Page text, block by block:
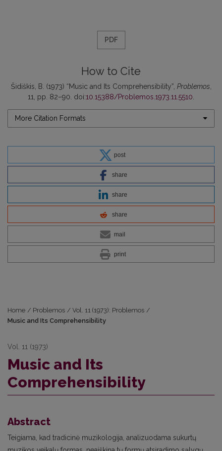
PDF
How to Cite
Šidiškis, B. (1973) “Music and Its Comprehensibility”, Problemos
11, pp. 82–90. doi:10.15388/Problemos.1973.11.5510
More Citation Formats
post
share
share
share
mail
print
Home / Problemos / Vol. 11 (1973): Problemos /
Music and Its Comprehensibility
Vol. 11 (1973)
Music and Its
Comprehensibility
Abstract
Teigiama, kad tradicinė muzikologija, analizuodama sukurtų